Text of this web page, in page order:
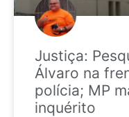
Justiça:
Álvaro na
polícia; MP
inquérito